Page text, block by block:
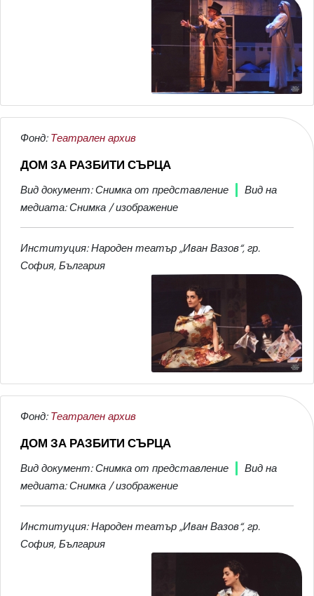
Фонд: Театрален архив
ДОМ ЗА РАЗБИТИ СЪРЦА
Вид документ: Снимка от представление
Вид на
медиата: Снимка / изображение
Институция: Народен театър „Иван Вазов“, гр.
София, България
Фонд: Театрален архив
ДОМ ЗА РАЗБИТИ СЪРЦА
Вид документ: Снимка от представление
Вид на
медиата: Снимка / изображение
Институция: Народен театър „Иван Вазов“, гр.
София, България